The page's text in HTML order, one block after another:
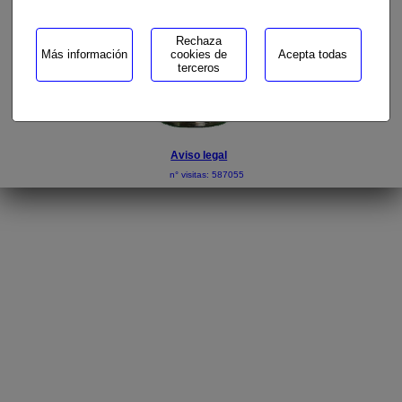
Más información
Rechaza
cookies de
terceros
Acepta todas
Aviso legal
n° visitas: 587055